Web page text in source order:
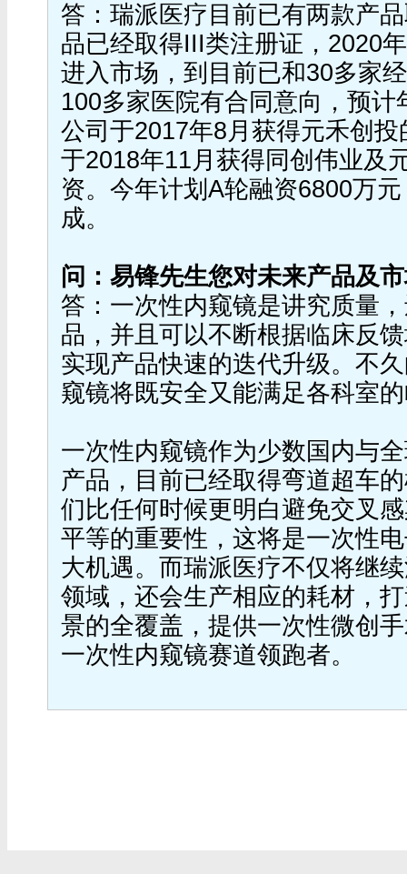
答：瑞派医疗目前已有两款产
品已经取得III类注册证，2020
进入市场，到目前已和30多家
100多家医院有合同意向，预计
公司于2017年8月获得元禾创
于2018年11月获得同创伟业及
资。今年计划A轮融资6800万
成。
问：易锋先生您对未来产品及
答：一次性内窥镜是讲究质量
品，并且可以不断根据临床反
实现产品快速的迭代升级。不
窥镜将既安全又能满足各科室
一次性内窥镜作为少数国内与
产品，目前已经取得弯道超车
们比任何时候更明白避免交叉
平等的重要性，这将是一次性
大机遇。而瑞派医疗不仅将继
领域，还会生产相应的耗材，
景的全覆盖，提供一次性微创
一次性内窥镜赛道领跑者。